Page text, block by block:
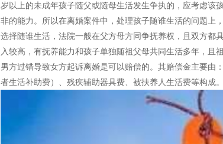
岁以上的未成年孩子随父或随母生活发生争执的，应考虑
非的能力。所以在离婚案件中，处理孩子随谁生活的问题
选择随谁生活，法院一般在父方母方同争抚养权，且双方
入较高，有抚养能力和孩子单独随祖父母共同生活多年，
男方过错导致女方起诉离婚是可以赔偿的。其赔偿金主要由
者生活补助费）、残疾辅助器具费、被扶养人生活费等构